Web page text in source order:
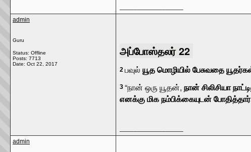
admin
Guru
Status: Offline
Posts: 7713
Date: Oct 22, 2017
அப்போஸ்தலர் 22
2 பவுல் யூத மொழியில் பேசுவதை
3 “நான் ஒரு யூதன், நான் சிலிசியா
எனக்கு மிக நம்பிக்கையுடன்
admin